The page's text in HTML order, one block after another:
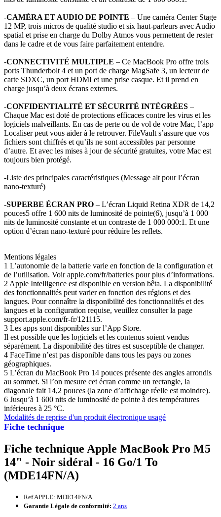
Fiche technique
-CAMÉRA ET AUDIO DE POINTE – Une caméra Center Stage
12 MP, trois micros de qualité studio et six haut-parleurs avec Audio
spatial et prise en charge du Dolby Atmos vous permettent de rester
dans le cadre et de vous faire parfaitement entendre.
-CONNECTIVITÉ MULTIPLE – Ce MacBook Pro offre trois
ports Thunderbolt 4 et un port de charge MagSafe 3, un lecteur de
carte SDXC, un port HDMI et une prise casque. Et il prend en
charge jusqu’à deux écrans externes.
-CONFIDENTIALITÉ ET SÉCURITÉ INTÉGRÉES –
Chaque Mac est doté de protections efficaces contre les virus et les
logiciels malveillants. En cas de perte ou de vol de votre Mac, l’app
Localiser peut vous aider à le retrouver. FileVault s’assure que vos
fichiers sont chiffrés et qu’ils ne sont accessibles par personne
d’autre. Et avec les mises à jour de sécurité gratuites, votre Mac est
toujours bien protégé.
-Liste des principales caractéristiques (Message alt pour l’écran
nano-texturé)
-SUPERBE ÉCRAN PRO – L’écran Liquid Retina XDR de 14,2
pouces5 offre 1 600 nits de luminosité de pointe(6), jusqu’à 1 000
nits de luminosité constante et un contraste de 1 000 000:1. Et une
option d’écran nano-texturé pour réduire les reflets.
Mentions légales
1 L’autonomie de la batterie varie en fonction de la configuration et
de l’utilisation. Voir apple.com/fr/batteries pour plus d’informations.
2 Apple Intelligence est disponible en version bêta. La disponibilité
des fonctionnalités peut varier en fonction des régions et des
langues. Pour connaître la disponibilité des fonctionnalités et des
langues et la configuration requise, veuillez consulter la page
support.apple.com/fr-fr/121115.
3 Les apps sont disponibles sur l’App Store.
Il est possible que les logiciels et les contenus soient vendus
séparément. La disponibilité des titres est susceptible de changer.
4 FaceTime n’est pas disponible dans tous les pays ou zones
géographiques.
5 L’écran du MacBook Pro 14 pouces présente des angles arrondis
au sommet. Si l’on mesure cet écran comme un rectangle, la
diagonale fait 14,2 pouces (la zone d’affichage réelle est moindre).
6 Jusqu’à 1 600 nits de luminosité de pointe à des températures
inférieures à 25 °C.
Modalités de reprise d'un produit électronique usagé
Fiche technique Apple MacBook Pro M5
14" - Noir sidéral - 16 Go/1 To
(MDE14FN/A)
Ref APPLE: MDE14FN/A
Garantie Légale de conformité: 2 ans